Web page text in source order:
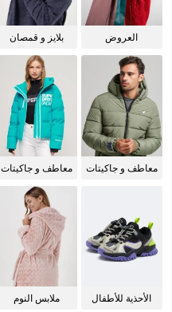
العروض
بلايز و قمصان
معاطف و جاكيتات
معاطف و جاكيتات
الأحذية للأطفال
ملابس النوم